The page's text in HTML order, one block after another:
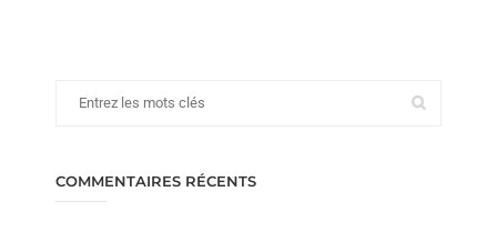
COMMENTAIRES RÉCENTS